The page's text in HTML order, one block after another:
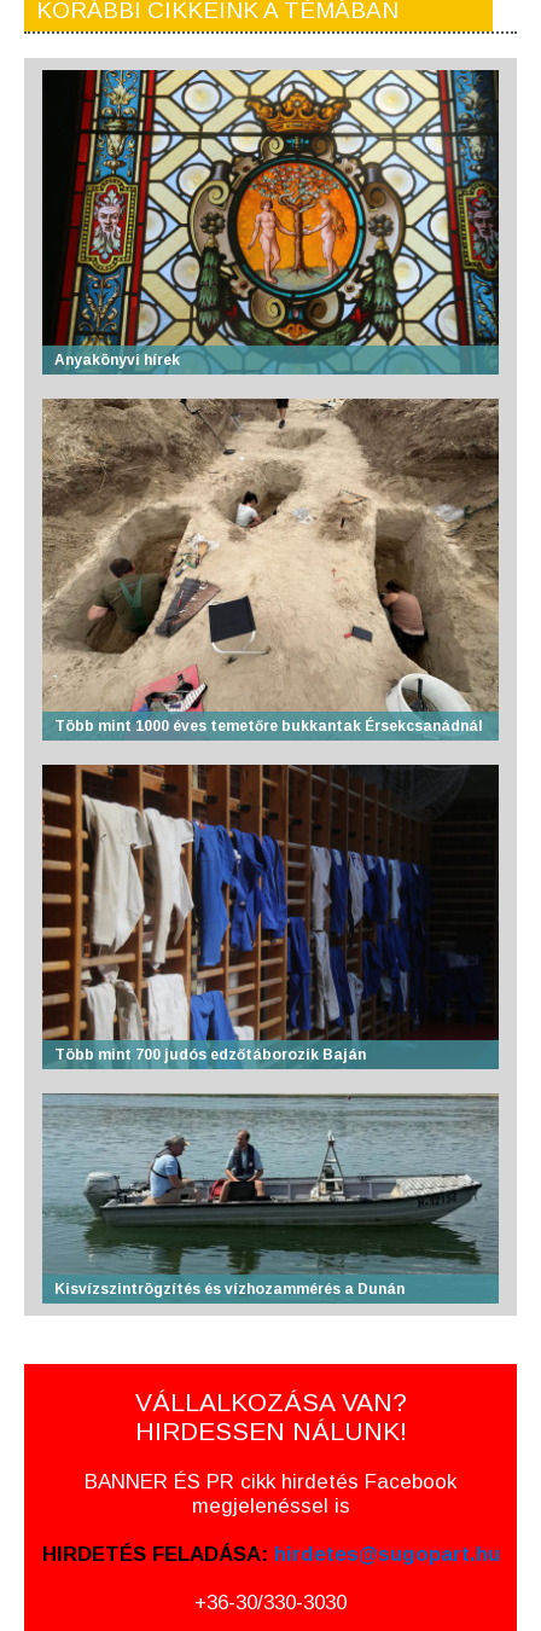
KORÁBBI CIKKEINK A TÉMÁBAN
Anyakönyvi hírek
Több mint 1000 éves temetőre bukkantak Érsekcsanádnál
Több mint 700 judós edzőtáborozik Baján
Kisvízszintrögzítés és vízhozammérés a Dunán
VÁLLALKOZÁSA VAN?
HIRDESSEN NÁLUNK!
BANNER ÉS PR cikk hirdetés Facebook
megjelenéssel is
HIRDETÉS FELADÁSA: hirdetes@sugopart.hu
+36-30/330-3030